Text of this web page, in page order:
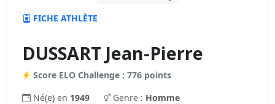
FICHE ATHLÈTE
DUSSART Jean-Pierre
Score ELO Challenge : 776 points
Né(e) en 1949 Genre : Homme